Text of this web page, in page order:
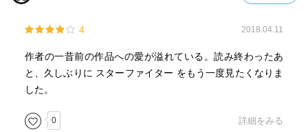
4 2018.04.11
作者の一昔前の作品への愛が溢れている。読み終わったあ
と、久しぶりに スターファイター をもう一度見たくなりま
した。
0 詳細をみる